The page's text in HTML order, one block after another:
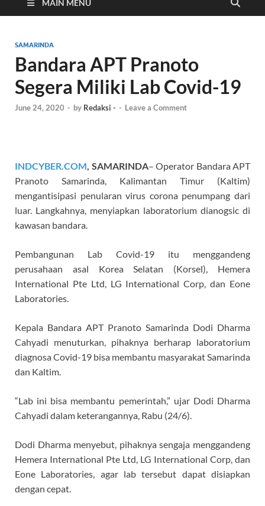
Cyber
MAIN MENU
SAMARINDA
Bandara APT Pranoto
Segera Miliki Lab Covid-19
June 24, 2020 - by Redaksi - - Leave a Comment
INDCYBER.COM, SAMARINDA– Operator Bandara APT
Pranoto Samarinda, Kalimantan Timur (Kaltim)
mengantisipasi penularan virus corona penumpang dari
luar. Langkahnya, menyiapkan laboratorium dianogsic di
kawasan bandara.
Pembangunan Lab Covid-19 itu menggandeng
perusahaan asal Korea Selatan (Korsel), Hemera
International Pte Ltd, LG International Corp, dan Eone
Laboratories.
Kepala Bandara APT Pranoto Samarinda Dodi Dharma
Cahyadi menuturkan, pihaknya berharap laboratorium
diagnosa Covid-19 bisa membantu masyarakat Samarinda
dan Kaltim.
“Lab ini bisa membantu pemerintah,” ujar Dodi Dharma
Cahyadi dalam keterangannya, Rabu (24/6).
Dodi Dharma menyebut, pihaknya sengaja menggandeng
Hemera International Pte Ltd, LG International Corp, dan
Eone Laboratories, agar lab tersebut dapat disiapkan
dengan cepat.